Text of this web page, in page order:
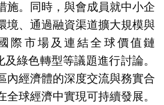
施。同時，與會成員就中小企
境、通過融資渠道擴大規模與
際市場及連結全球價值鏈
及綠色轉型等議題進行討論。
內經濟體的深度交流與務實合
全球經濟中實現可持續發展。